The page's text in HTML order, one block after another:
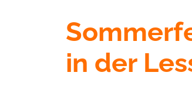
in der